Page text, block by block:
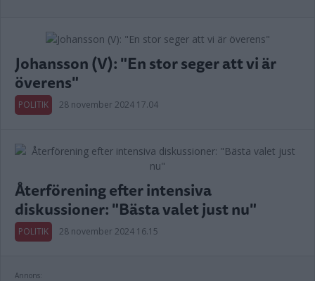
Johansson (V): "En stor seger att vi är
överens"
POLITIK 28 november 2024 17.04
Återförening efter intensiva
diskussioner: "Bästa valet just nu"
POLITIK 28 november 2024 16.15
Annons: